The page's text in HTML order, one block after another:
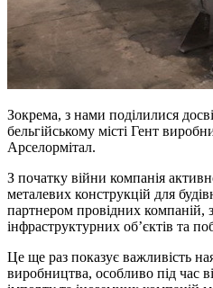
Зокрема, з нами поділилися
бельгійському місті Гент
Арселормітал.
З початку війни компанія
металевих конструкцій для
партнером провідних компаній,
інфраструктурних об’єктів та
Це ще раз показує важливість
виробництва, особливо під час